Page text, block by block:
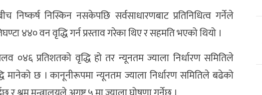
निष्कर्ष निस्किन नसकेपछि सर्वसाधारणबाट प्रतिनिधित्व गर्नेले
४४० वन वृद्धि गर्न प्रस्ताव गरेका थिए र सहमति भएको थियो ।
०४६ प्रतिशतको वृद्धि हो तर न्यूनतम ज्याला निर्धारण समितिले
मानेको छ । कानूनीरूपमा न्यूनतम ज्याला निर्धारण समितिले बढेको